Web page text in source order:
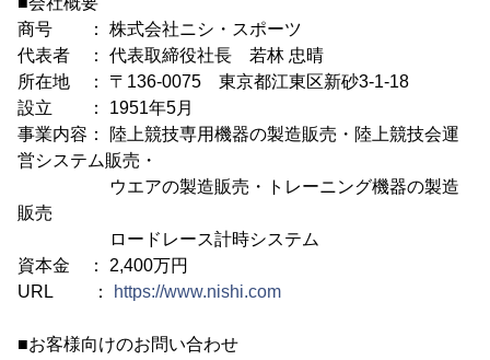
商号 ： 株式会社ニシ・スポーツ
代表者 ： 代表取締役社長 若林 忠晴
所在地 ： 〒136-0075 東京都江東区新砂3-1-18
設立 ： 1951年5月
事業内容： 陸上競技専用機器の製造販売・陸上競技会運
営システム販売・
ウエアの製造販売・トレーニング機器の製造
販売
ロードレース計時システム
資本金 ： 2,400万円
URL ：
https://www.nishi.com
■お客様向けのお問い合わせ